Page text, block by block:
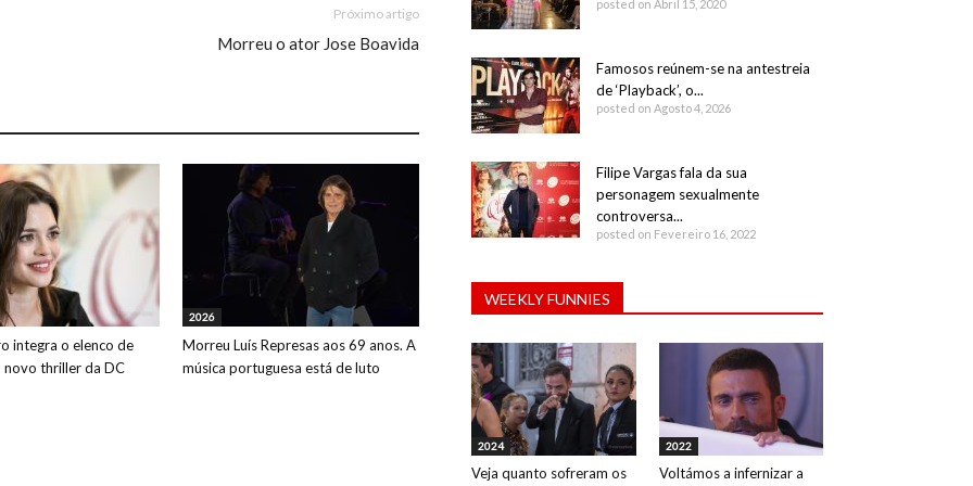
Próximo artigo
Morreu o ator Jose Boavida
integra o elenco de
novo thriller da DC
2026
Morreu Luís Represas aos 69 anos. A
música portuguesa está de luto
posted on Abril 15, 2020
Famosos reúnem-se na antestreia
de ‘Playback’, o...
posted on Agosto 4, 2026
Filipe Vargas fala da sua
personagem sexualmente
controversa...
posted on Fevereiro 16, 2022
WEEKLY FUNNIES
2024
Veja quanto sofreram os
2022
Voltámos a infernizar a